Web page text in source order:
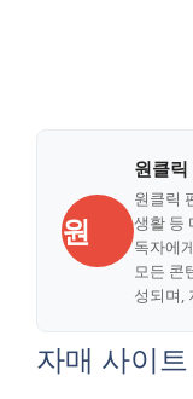
원
원클
원클릭
생활 등
독자에
모든 콘
성되며,
자매 사이트